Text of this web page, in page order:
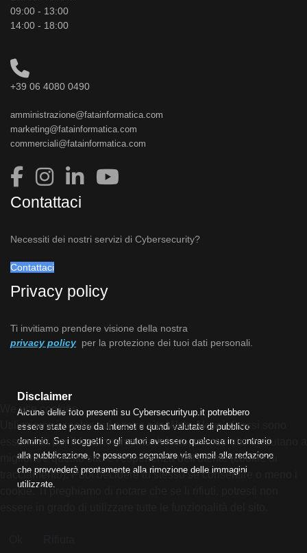
09:00 - 13:00
14:00 - 18:00
+39 06 4080 0490
amministrazione@fatainformatica.com
marketing@fatainformatica.com
commerciali@fatainformatica.com
Contattaci
Necessiti dei nostri servizi di Cybersecurity?
Contattaci
Privacy policy
Ti invitiamo prendere visione della nostra
privacy policy per la protezione dei tuoi dati personali.
Disclaimer
Alcune delle foto presenti su Cybersecurityup.it potrebbero
essere state prese da Internet e quindi valutate di pubblico
dominio. Se i soggetti o gli autori avessero qualcosa in contrario
alla pubblicazione, lo possono segnalare via email alla redazione
che provvederà prontamente alla rimozione delle immagini
utilizzate.
We use cookies
Utilizziamo i cookie sul nostro sito Web. Alcuni di essi sono
essenziali per il funzionamento del sito, mentre altri ci aiutano a
migliorare questo sito e l'esperienza dell'utente (cookie di
tracciamento). Puoi decidere tu stesso se consentire o meno i
cookie. Ti preghiamo di notare che se li rifiuti, potresti non